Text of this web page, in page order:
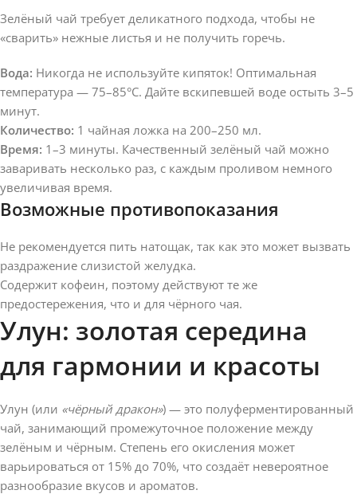
Зелёный чай требует деликатного подхода, чтобы не
«сварить» нежные листья и не получить горечь.
Вода: Никогда не используйте кипяток! Оптимальная
температура — 75–85°C. Дайте вскипевшей воде остыть 3–5
минут.
Количество: 1 чайная ложка на 200–250 мл.
Время: 1–3 минуты. Качественный зелёный чай можно
заваривать несколько раз, с каждым проливом немного
увеличивая время.
Возможные противопоказания
Не рекомендуется пить натощак, так как это может вызвать
раздражение слизистой желудка.
Содержит кофеин, поэтому действуют те же
предостережения, что и для чёрного чая.
Улун: золотая середина
для гармонии и красоты
Улун (или «чёрный дракон») — это полуферментированный
чай, занимающий промежуточное положение между
зелёным и чёрным. Степень его окисления может
варьироваться от 15% до 70%, что создаёт невероятное
разнообразие вкусов и ароматов.